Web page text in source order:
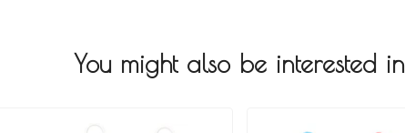
You might also be interested in